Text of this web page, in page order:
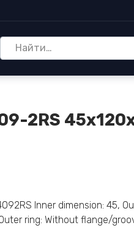
Search
for:
2RS
Inner dimension: 45,
ring: Without flange/